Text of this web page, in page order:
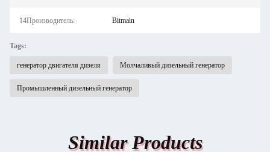
14Производитель: Bitmain
Tags:
генератор двигателя дизеля Молчаливый дизельный генератор
Промышленный дизельный генератор
Similar Products